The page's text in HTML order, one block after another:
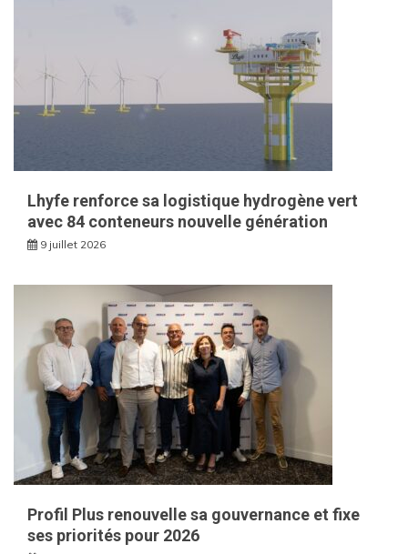
Lhyfe renforce sa logistique hydrogène vert
avec 84 conteneurs nouvelle génération
9 juillet 2026
Profil Plus renouvelle sa gouvernance et fixe
ses priorités pour 2026